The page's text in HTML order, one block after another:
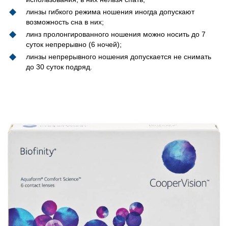
линзы гибкого режима ношения иногда допускают
возможность сна в них;
линз пролонгированного ношения можно носить до 7
суток непрерывно (6 ночей);
линзы непрерывного ношения допускается не снимать
до 30 суток подряд.